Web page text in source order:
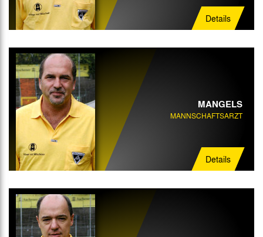
Details
MANGELS
MANNSCHAFTSARZT
Details